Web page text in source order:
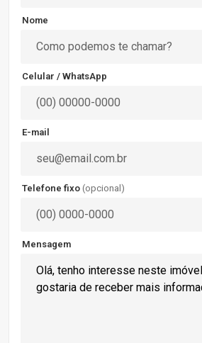
Nome
Celular / WhatsApp
E-mail
Telefone fixo (opcional)
Mensagem